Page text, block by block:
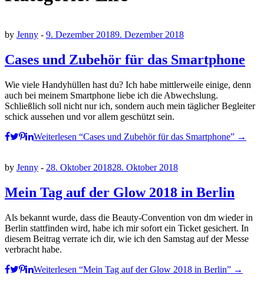
by Jenny - 9. Dezember 20189. Dezember 2018
Cases und Zubehör für das Smartphone
Wie viele Handyhüllen hast du? Ich habe mittlerweile einige, denn
auch bei meinem Smartphone liebe ich die Abwechslung.
Schließlich soll nicht nur ich, sondern auch mein täglicher Begleiter
schick aussehen und vor allem geschützt sein.
Weiterlesen “Cases und Zubehör für das Smartphone” →
by Jenny - 28. Oktober 201828. Oktober 2018
Mein Tag auf der Glow 2018 in Berlin
Als bekannt wurde, dass die Beauty-Convention von dm wieder in
Berlin stattfinden wird, habe ich mir sofort ein Ticket gesichert. In
diesem Beitrag verrate ich dir, wie ich den Samstag auf der Messe
verbracht habe.
Weiterlesen “Mein Tag auf der Glow 2018 in Berlin” →